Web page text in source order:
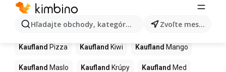
Hľadajte obchody, kategórie, produkty... Zvoľte mesto
Ďalšie produkty v obchodoch
Kaufland
Kaufland Pizza Kaufland Kiwi Kaufland Mango
Kaufland Maslo Kaufland Krúpy Kaufland Med